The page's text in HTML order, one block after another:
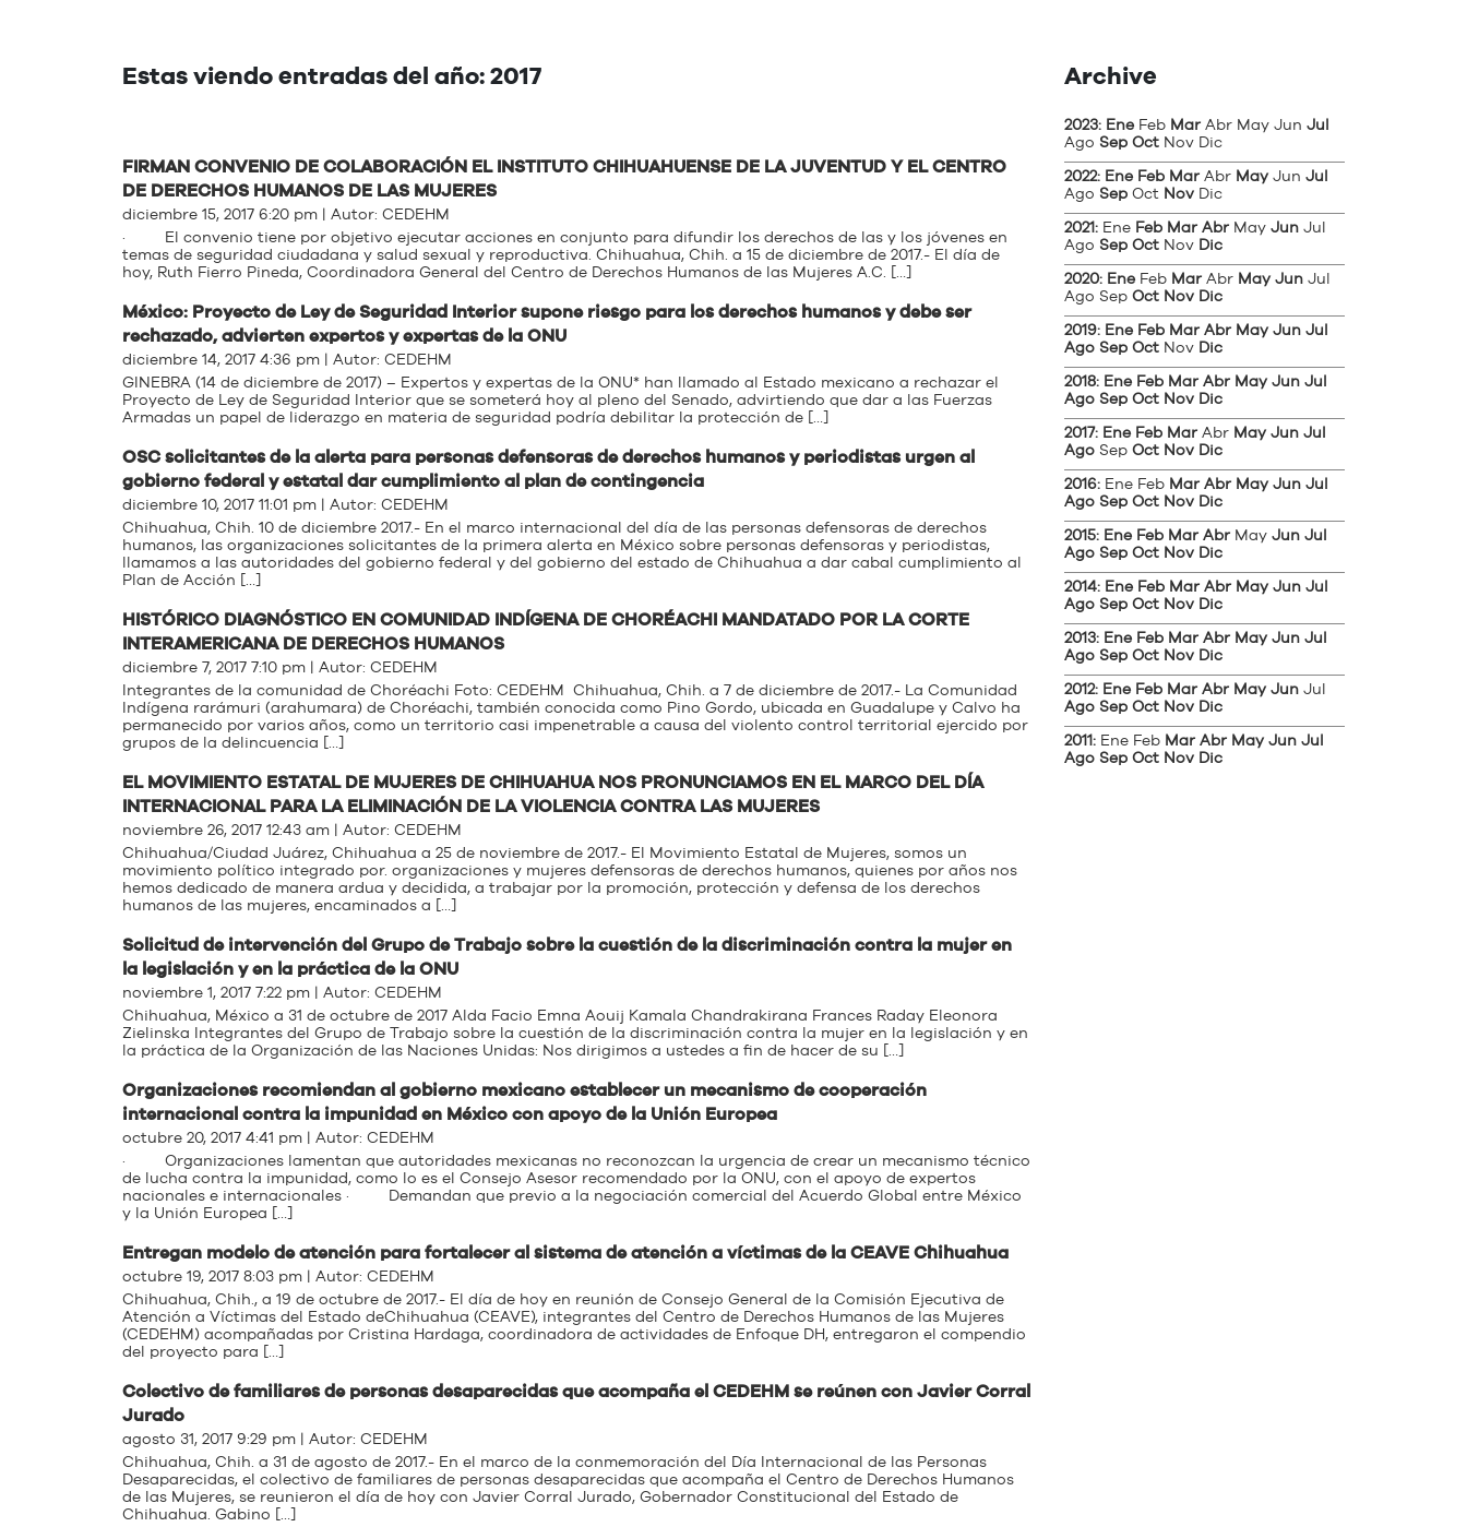
Estas viendo entradas del año: 2017
FIRMAN CONVENIO DE COLABORACIÓN EL INSTITUTO CHIHUAHUENSE DE LA JUVENTUD Y EL CENTRO
DE DERECHOS HUMANOS DE LAS MUJERES
diciembre 15, 2017 6:20 pm | Autor: CEDEHM
· El convenio tiene por objetivo ejecutar acciones en conjunto para difundir los derechos de las y los jóvenes en
temas de seguridad ciudadana y salud sexual y reproductiva. Chihuahua, Chih. a 15 de diciembre de 2017.- El día de
hoy, Ruth Fierro Pineda, Coordinadora General del Centro de Derechos Humanos de las Mujeres A.C. […]
México: Proyecto de Ley de Seguridad Interior supone riesgo para los derechos humanos y debe ser
rechazado, advierten expertos y expertas de la ONU
diciembre 14, 2017 4:36 pm | Autor: CEDEHM
GINEBRA (14 de diciembre de 2017) – Expertos y expertas de la ONU* han llamado al Estado mexicano a rechazar el
Proyecto de Ley de Seguridad Interior que se someterá hoy al pleno del Senado, advirtiendo que dar a las Fuerzas
Armadas un papel de liderazgo en materia de seguridad podría debilitar la protección de […]
OSC solicitantes de la alerta para personas defensoras de derechos humanos y periodistas urgen al
gobierno federal y estatal dar cumplimiento al plan de contingencia
diciembre 10, 2017 11:01 pm | Autor: CEDEHM
Chihuahua, Chih. 10 de diciembre 2017.- En el marco internacional del día de las personas defensoras de derechos
humanos, las organizaciones solicitantes de la primera alerta en México sobre personas defensoras y periodistas,
llamamos a las autoridades del gobierno federal y del gobierno del estado de Chihuahua a dar cabal cumplimiento al
Plan de Acción […]
HISTÓRICO DIAGNÓSTICO EN COMUNIDAD INDÍGENA DE CHORÉACHI MANDATADO POR LA CORTE
INTERAMERICANA DE DERECHOS HUMANOS
diciembre 7, 2017 7:10 pm | Autor: CEDEHM
Integrantes de la comunidad de Choréachi Foto: CEDEHM Chihuahua, Chih. a 7 de diciembre de 2017.- La Comunidad
Indígena rarámuri (arahumara) de Choréachi, también conocida como Pino Gordo, ubicada en Guadalupe y Calvo ha
permanecido por varios años, como un territorio casi impenetrable a causa del violento control territorial ejercido por
grupos de la delincuencia […]
EL MOVIMIENTO ESTATAL DE MUJERES DE CHIHUAHUA NOS PRONUNCIAMOS EN EL MARCO DEL DÍA
INTERNACIONAL PARA LA ELIMINACIÓN DE LA VIOLENCIA CONTRA LAS MUJERES
noviembre 26, 2017 12:43 am | Autor: CEDEHM
Chihuahua/Ciudad Juárez, Chihuahua a 25 de noviembre de 2017.- El Movimiento Estatal de Mujeres, somos un
movimiento político integrado por. organizaciones y mujeres defensoras de derechos humanos, quienes por años nos
hemos dedicado de manera ardua y decidida, a trabajar por la promoción, protección y defensa de los derechos
humanos de las mujeres, encaminados a […]
Solicitud de intervención del Grupo de Trabajo sobre la cuestión de la discriminación contra la mujer en
la legislación y en la práctica de la ONU
noviembre 1, 2017 7:22 pm | Autor: CEDEHM
Chihuahua, México a 31 de octubre de 2017 Alda Facio Emna Aouij Kamala Chandrakirana Frances Raday Eleonora
Zielinska Integrantes del Grupo de Trabajo sobre la cuestión de la discriminación contra la mujer en la legislación y en
la práctica de la Organización de las Naciones Unidas: Nos dirigimos a ustedes a fin de hacer de su […]
Organizaciones recomiendan al gobierno mexicano establecer un mecanismo de cooperación
internacional contra la impunidad en México con apoyo de la Unión Europea
octubre 20, 2017 4:41 pm | Autor: CEDEHM
· Organizaciones lamentan que autoridades mexicanas no reconozcan la urgencia de crear un mecanismo técnico
de lucha contra la impunidad, como lo es el Consejo Asesor recomendado por la ONU, con el apoyo de expertos
nacionales e internacionales · Demandan que previo a la negociación comercial del Acuerdo Global entre México
y la Unión Europea […]
Entregan modelo de atención para fortalecer al sistema de atención a víctimas de la CEAVE Chihuahua
octubre 19, 2017 8:03 pm | Autor: CEDEHM
Chihuahua, Chih., a 19 de octubre de 2017.- El día de hoy en reunión de Consejo General de la Comisión Ejecutiva de
Atención a Víctimas del Estado deChihuahua (CEAVE), integrantes del Centro de Derechos Humanos de las Mujeres
(CEDEHM) acompañadas por Cristina Hardaga, coordinadora de actividades de Enfoque DH, entregaron el compendio
del proyecto para […]
Colectivo de familiares de personas desaparecidas que acompaña el CEDEHM se reúnen con Javier Corral
Jurado
agosto 31, 2017 9:29 pm | Autor: CEDEHM
Chihuahua, Chih. a 31 de agosto de 2017.- En el marco de la conmemoración del Día Internacional de las Personas
Desaparecidas, el colectivo de familiares de personas desaparecidas que acompaña el Centro de Derechos Humanos
de las Mujeres, se reunieron el día de hoy con Javier Corral Jurado, Gobernador Constitucional del Estado de
Chihuahua. Gabino […]
Archive
2023: Ene Feb Mar Abr May Jun Jul
Ago Sep Oct Nov Dic
2022: Ene Feb Mar Abr May Jun Jul
Ago Sep Oct Nov Dic
2021: Ene Feb Mar Abr May Jun Jul
Ago Sep Oct Nov Dic
2020: Ene Feb Mar Abr May Jun Jul
Ago Sep Oct Nov Dic
2019: Ene Feb Mar Abr May Jun Jul
Ago Sep Oct Nov Dic
2018: Ene Feb Mar Abr May Jun Jul
Ago Sep Oct Nov Dic
2017: Ene Feb Mar Abr May Jun Jul
Ago Sep Oct Nov Dic
2016: Ene Feb Mar Abr May Jun Jul
Ago Sep Oct Nov Dic
2015: Ene Feb Mar Abr May Jun Jul
Ago Sep Oct Nov Dic
2014: Ene Feb Mar Abr May Jun Jul
Ago Sep Oct Nov Dic
2013: Ene Feb Mar Abr May Jun Jul
Ago Sep Oct Nov Dic
2012: Ene Feb Mar Abr May Jun Jul
Ago Sep Oct Nov Dic
2011: Ene Feb Mar Abr May Jun Jul
Ago Sep Oct Nov Dic